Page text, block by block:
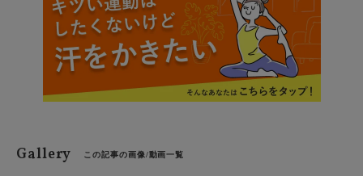
Gallery この記事の画像/動画一覧